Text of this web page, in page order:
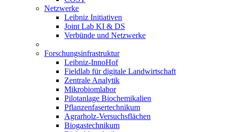
Netzwerke
Leibniz Initiativen
Joint Lab KI & DS
Verbünde und Netzwerke
Forschungsinfrastruktur
Leibniz-InnoHof
Fieldlab für digitale Landwirtschaft
Zentrale Analytik
Mikrobiomlabor
Pilotanlage Biochemikalien
Pflanzenfasertechnikum
Agrarholz-Versuchsflächen
Biogastechnikum